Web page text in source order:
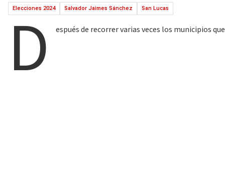
Elecciones 2024 Salvador Jaimes Sánchez San Lucas
D espués de recorrer varias veces los municipios